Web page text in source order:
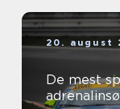
20. august
De mest